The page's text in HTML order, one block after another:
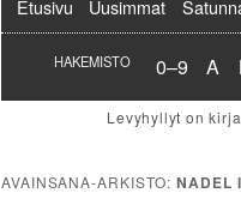
Etusivu Uusimmat
HAKEMISTO 0–9 A
AVAINSANA-ARKISTO:NADEL